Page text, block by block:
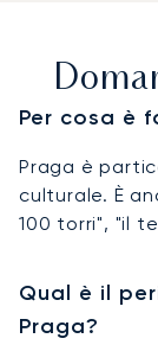
Per cosa è
Praga è
culturale. È
100 torri", "il
Qual è il
Praga?